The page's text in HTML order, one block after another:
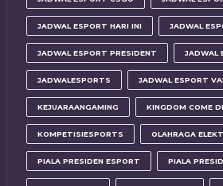
JADWAL ESPORT HARI INI JADWAL
JADWAL ESPORT PRESIDENT JADWAL
JADWALESPORTS JADWAL ESPORT
KEJUARAANGAMING KINGDOM COME
KOMPETISIESPORTS OLAHRAGA
PIALA PRESIDEN ESPORT PIALA